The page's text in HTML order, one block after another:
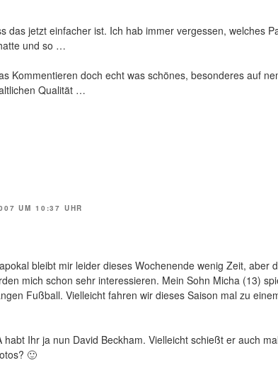
das jetzt einfacher ist. Ich hab immer vergessen, welches
und so …
Kommentieren doch echt was schönes, besonderes auf
Qualität …
UM 10:37 UHR
bleibt mir leider dieses Wochenende wenig Zeit, aber
mich schon sehr interessieren. Mein Sohn Micha (13)
Fußball. Vielleicht fahren wir dieses Saison mal zu
habt Ihr ja nun David Beckham. Vielleicht schießt er auch
🙂